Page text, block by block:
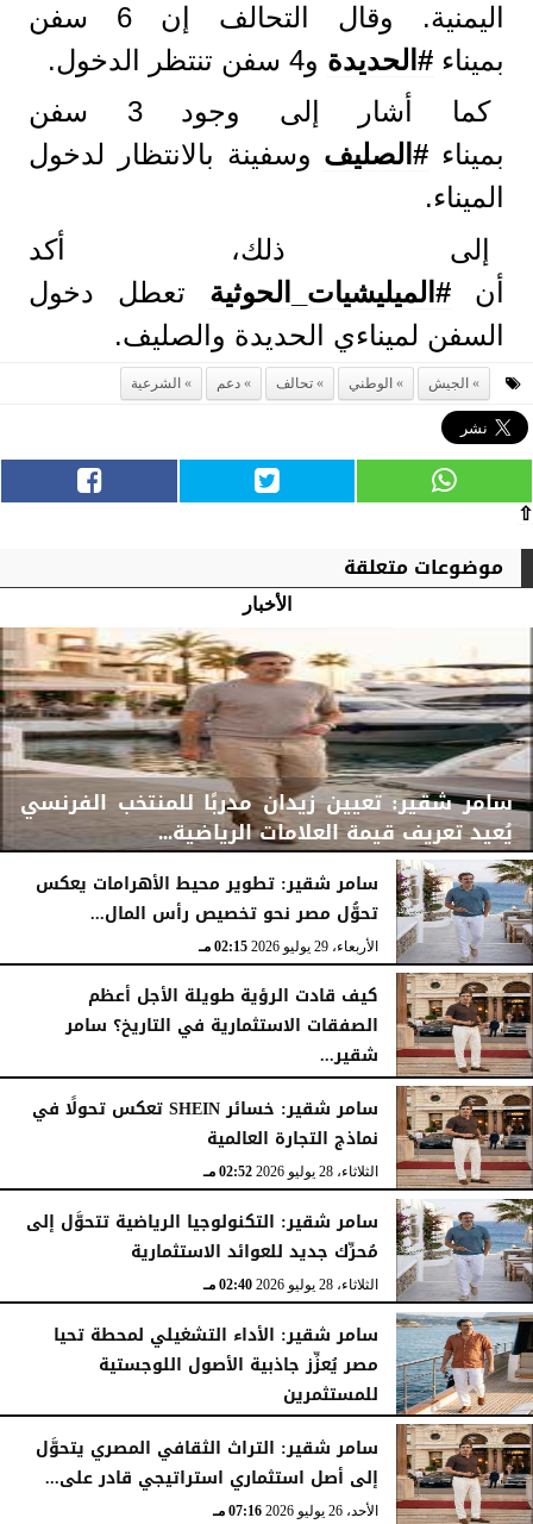
اليمنية. وقال التحالف إن 6 سفن
بميناء #الحديدة و4 سفن تنتظر الدخول.
كما أشار إلى وجود 3 سفن
بميناء #الصليف وسفينة بالانتظار لدخول
الميناء.
إلى ذلك، أكد
أن #الميليشيات_الحوثية تعطل دخول
السفن لميناءي الحديدة والصليف.
الجيش الوطني تحالف دعم الشرعية
⇧
موضوعات متعلقة
الأخبار
سامر شقير: تعيين زيدان مدربًا للمنتخب الفرنسي
يُعيد تعريف قيمة العلامات الرياضية...
الأربعاء، 29 يوليو 2026 02:25 مـ
سامر شقير: تطوير محيط الأهرامات يعكس
تحوُّل مصر نحو تخصيص رأس المال...
الأربعاء، 29 يوليو 2026 02:15 مـ
كيف قادت الرؤية طويلة الأجل أعظم
الصفقات الاستثمارية في التاريخ؟ سامر
شقير...
الثلاثاء، 28 يوليو 2026 03:49 مـ
سامر شقير: خسائر SHEIN تعكس تحولًا في
نماذج التجارة العالمية
الثلاثاء، 28 يوليو 2026 02:52 مـ
سامر شقير: التكنولوجيا الرياضية تتحوَّل إلى
مُحرِّك جديد للعوائد الاستثمارية
الثلاثاء، 28 يوليو 2026 02:40 مـ
سامر شقير: الأداء التشغيلي لمحطة تحيا
مصر يُعزِّز جاذبية الأصول اللوجستية
للمستثمرين
الأحد، 26 يوليو 2026 07:27 مـ
سامر شقير: التراث الثقافي المصري يتحوَّل
إلى أصل استثماري استراتيجي قادر على...
الأحد، 26 يوليو 2026 07:16 مـ